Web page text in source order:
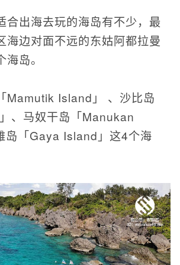
合出海去玩的海岛有不少，最
海边对面不远的东姑阿都拉曼
岛。
Mamutik Island」 、沙比岛
、马奴干岛「Manukan
岛「Gaya Island」这4个海